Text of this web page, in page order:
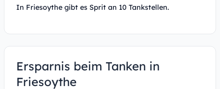
In Friesoythe gibt es Sprit an 10 Tankstellen.
Ersparnis beim Tanken in
Friesoythe